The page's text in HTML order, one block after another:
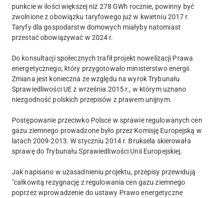
punkcie w ilości większej niż 278 GWh rocznie, powinny być
zwolnione z obowiązku taryfowego już w kwietniu 2017 r.
Taryfy dla gospodarstw domowych miałyby natomiast
przestać obowiązywać w 2024 r.
Do konsultacji społecznych trafił projekt nowelizacji Prawa
energetycznego, który przygotowało ministerstwo energii.
Zmiana jest konieczna ze względu na wyrok Trybunału
Sprawiedliwości UE z września 2015 r., w którym uznano
niezgodność polskich przepisów z prawem unijnym.
Postępowanie przeciwko Polsce w sprawie regulowanych cen
gazu ziemnego prowadzone było przez Komisję Europejską w
latach 2009-2013. W styczniu 2014 r. Bruksela skierowała
sprawę do Trybunału Sprawiedliwości Unii Europejskiej.
Jak napisano w uzasadnieniu projektu, przepisy przewidują
"całkowitą rezygnację z regulowania cen gazu ziemnego
poprzez wprowadzenie do ustawy Prawo energetyczne